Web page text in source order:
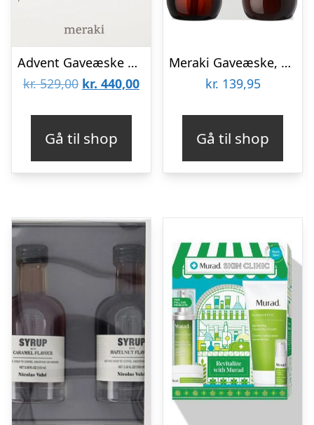
Advent Gaveæske Meraki Advent-serie Hvid/Sort 31x43x8 cm
kr.529,00 Den
kr. 529,00.
kr. 440,00Den
kr. 440,00.
Gå til shop
Meraki Gaveæske, Meadow bliss, 2 x 275ml.
kr. 139,95
Gå til shop